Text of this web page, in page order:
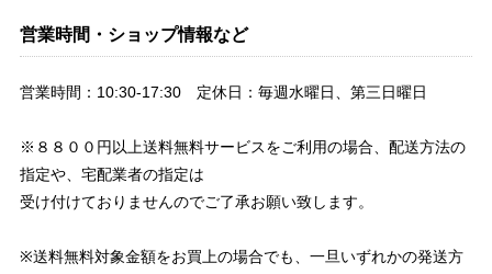
営業時間・ショップ情報など
営業時間：10:30-17:30 定休日：毎週水曜日、第三日曜日
※８８００円以上送料無料サービスをご利用の場合、配送方法の
指定や、宅配業者の指定は
受け付けておりませんのでご了承お願い致します。
※送料無料対象金額をお買上の場合でも、一旦いずれかの発送方